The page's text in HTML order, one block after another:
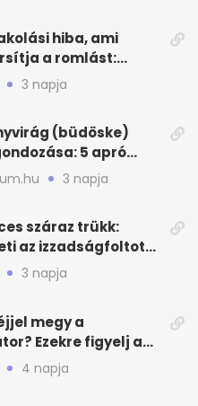
hiba, ami
a romlást:
figyelj
3 napja
(büdöske)
5 apró
dús virágzásért
3 napja
száraz trükk:
az izzadságfoltot
a matracról
3 napja
megy a
Ezekre figyelj a
alvásnál
4 napja